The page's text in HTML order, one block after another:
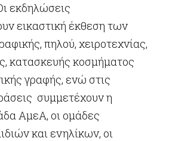
εκδηλώσεις
εικαστική έκθεση των
πηλού, χειροτεχνίας,
κατασκευής κοσμήματος
γραφής, ενώ στις
συμμετέχουν η
ΑμεΑ, οι ομάδες
και ενηλίκων, οι